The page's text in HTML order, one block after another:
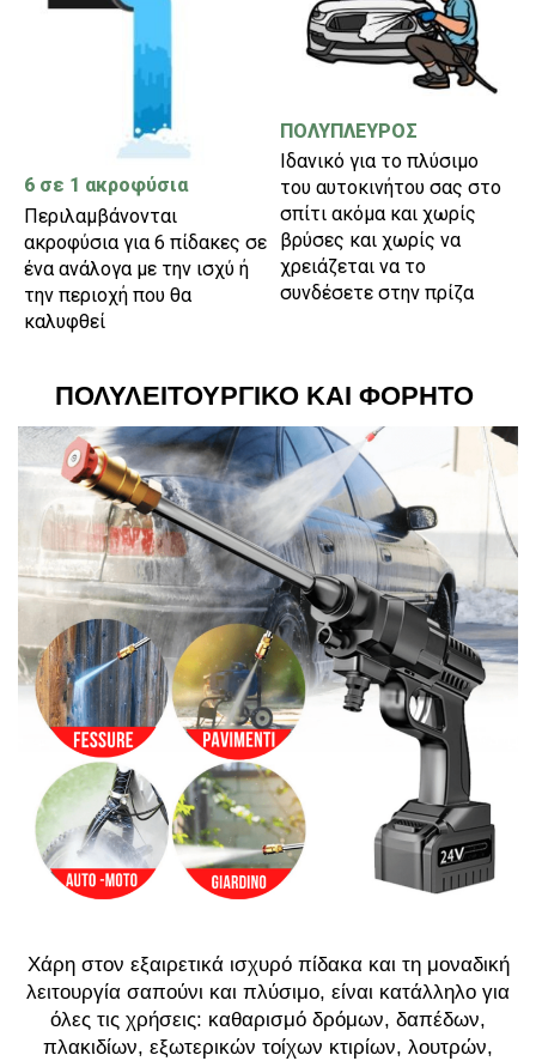
6 σε 1 ακροφύσια
Περιλαμβάνονται
ακροφύσια για 6 πίδακες σε
ένα ανάλογα με την ισχύ ή
την περιοχή που θα
καλυφθεί
ΠΟΛΥΠΛΕΥΡΟΣ
Ιδανικό για το πλύσιμο
του αυτοκινήτου σας στο
σπίτι ακόμα και χωρίς
βρύσες και χωρίς να
χρειάζεται να το
συνδέσετε στην πρίζα
ΠΟΛΥΛΕΙΤΟΥΡΓΙΚΟ ΚΑΙ ΦΟΡΗΤΟ
Χάρη στον εξαιρετικά ισχυρό πίδακα και τη μοναδική
λειτουργία σαπούνι και πλύσιμο, είναι κατάλληλο για
όλες τις χρήσεις: καθαρισμό δρόμων, δαπέδων,
πλακιδίων, εξωτερικών τοίχων κτιρίων, λουτρών,